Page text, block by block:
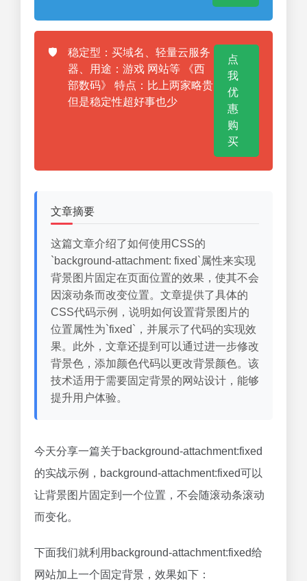
🛡️
稳定型：买域名、轻量云服务
器、用途：游戏 网站等 《西
部数码》 特点：比上两家略贵
但是稳定性超好事也少
点
我
优
惠
购
买
文章摘要
这篇文章介绍了如何使用CSS的
`background-attachment: fixed`属性来实现
背景图片固定在页面位置的效果，使其不会
因滚动条而改变位置。文章提供了具体的
CSS代码示例，说明如何设置背景图片的
位置属性为`fixed`，并展示了代码的实现效
果。此外，文章还提到可以通过进一步修改
背景色，添加颜色代码以更改背景颜色。该
技术适用于需要固定背景的网站设计，能够
提升用户体验。
今天分享一篇关于background-attachment:fixed
的实战示例，background-attachment:fixed可以
让背景图片固定到一个位置，不会随滚动条滚动
而变化。
下面我们就利用background-attachment:fixed给
网站加上一个固定背景，效果如下：